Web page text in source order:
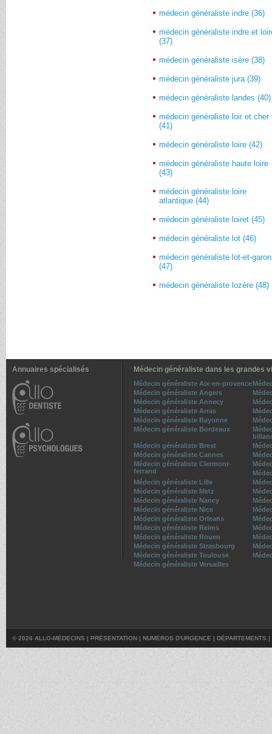
médecin généraliste indre (36)
médecin généraliste indre et
(37)
médecin généraliste isère (38)
médecin généraliste jura (39)
médecin généraliste landes (40)
médecin généraliste loir et cher
(41)
médecin généraliste loire (42)
médecin généraliste haute loire
(43)
médecin généraliste loire
atlantique (44)
médecin généraliste loiret (45)
médecin généraliste lot (46)
médecin généraliste lot-et-
(47)
médecin généraliste lozère (48)
Annuaires spécialisés Médecin généraliste dans les grandes
Médecin généraliste Aix-en-provence
Médecin généraliste Angers
Médecin généraliste Annecy
Médecin généraliste Arras
Médecin généraliste Bayonne
Médecin généraliste Bordeaux
Médecin généraliste Brest
Médecin généraliste Cannes
Médecin généraliste Clermont-
ferrand
Médecin généraliste Lille
Médecin généraliste Metz
Médecin généraliste Nancy
Médecin généraliste Nice
Médecin généraliste Orleans
Médecin généraliste Reims
Médecin généraliste Rouen
Médecin généraliste Strasbourg
Médecin généraliste Toulouse
Médecin généraliste Versailles
© 2026 ALLO-MÉDECINS | PRÉSENTATION | NUMÉROS D'URGENCE | DÉPARTEMENTS |